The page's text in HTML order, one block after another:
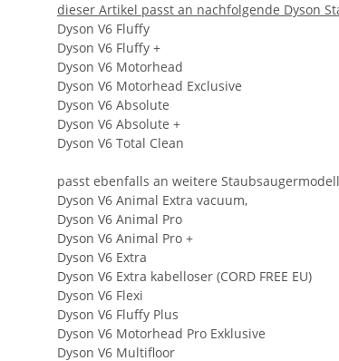
dieser Artikel passt an nachfolgende Dyson
Dyson V6 Fluffy
Dyson V6 Fluffy +
Dyson V6 Motorhead
Dyson V6 Motorhead Exclusive
Dyson V6 Absolute
Dyson V6 Absolute +
Dyson V6 Total Clean
passt ebenfalls an weitere
Dyson V6 Animal Extra vacuum,
Dyson V6 Animal Pro
Dyson V6 Animal Pro +
Dyson V6 Extra
Dyson V6 Extra kabelloser (CORD FREE EU)
Dyson V6 Flexi
Dyson V6 Fluffy Plus
Dyson V6 Motorhead Pro Exklusive
Dyson V6 Multifloor